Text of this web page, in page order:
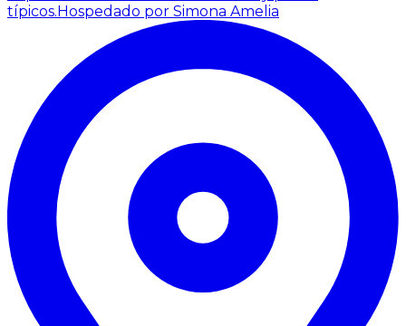
típicos.Hospedado por Simona Amelia